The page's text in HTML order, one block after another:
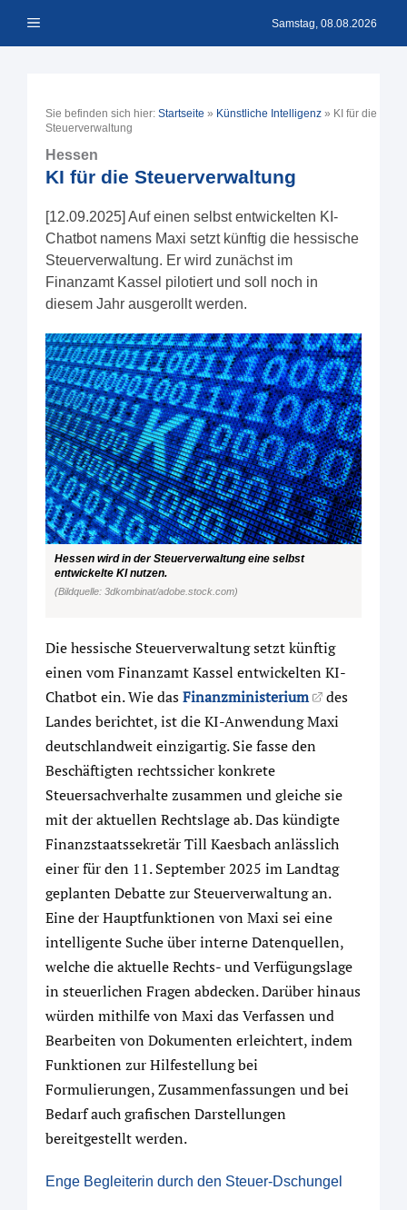
Inhalt Menü Samstag, 08.08.2026
Sie befinden sich hier: Startseite » Künstliche Intelligenz » KI für die
Steuerverwaltung
Hessen
KI für die Steuerverwaltung
[12.09.2025] Auf einen selbst entwickelten KI-
Chatbot namens Maxi setzt künftig die hessische
Steuerverwaltung. Er wird zunächst im
Finanzamt Kassel pilotiert und soll noch in
diesem Jahr ausgerollt werden.
Hessen wird in der Steuerverwaltung eine selbst
entwickelte KI nutzen.
(Bildquelle: 3dkombinat/adobe.stock.com)
Die hessische Steuerverwaltung setzt künftig
einen vom Finanzamt Kassel entwickelten KI-
Chatbot ein. Wie dasFinanzministerium
des
Landes berichtet, ist die KI-Anwendung Maxi
deutschlandweit einzigartig. Sie fasse den
Beschäftigten rechtssicher konkrete
Steuersachverhalte zusammen und gleiche sie
mit der aktuellen Rechtslage ab. Das kündigte
Finanzstaatssekretär Till Kaesbach anlässlich
einer für den 11. September 2025 im Landtag
geplanten Debatte zur Steuerverwaltung an.
Eine der Hauptfunktionen von Maxi sei eine
intelligente Suche über interne Datenquellen,
welche die aktuelle Rechts- und Verfügungslage
in steuerlichen Fragen abdecken. Darüber hinaus
würden mithilfe von Maxi das Verfassen und
Bearbeiten von Dokumenten erleichtert, indem
Funktionen zur Hilfestellung bei
Formulierungen, Zusammenfassungen und bei
Bedarf auch grafischen Darstellungen
bereitgestellt werden.
Enge Begleiterin durch den Steuer-Dschungel